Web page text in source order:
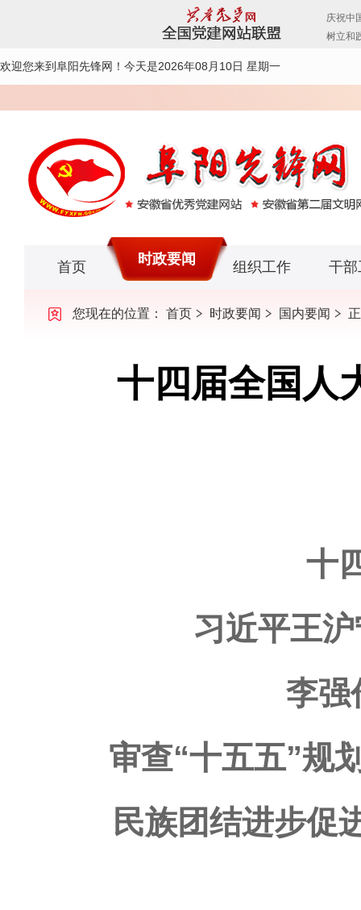
欢迎您来到阜阳先锋网！ 今天是2026年08月10日 星期一
首页 时政要闻 组织工作 干部
您现在的位置： 首页 时政要闻 国内要闻
十四届全国人
十
习近平王
李强
审查“十五五”规
民族团结进步促